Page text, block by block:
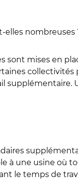
elles nombreuses
sont mises en
collectivités
supplémentaire.
à une usine où
le temps de